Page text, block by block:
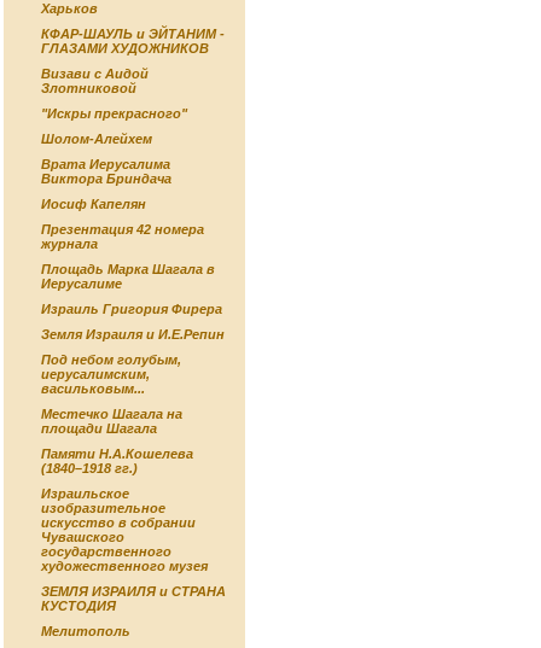
Харьков
КФАР-ШАУЛЬ и ЭЙТАНИМ -
ГЛАЗАМИ ХУДОЖНИКОВ
Визави с Аидой
Злотниковой
"Искры прекрасного"
Шолом-Алейхем
Врата Иерусалима
Виктора Бриндача
Иосиф Капелян
Презентация 42 номера
журнала
Площадь Марка Шагала в
Иерусалиме
Израиль Григория Фирера
Земля Израиля и И.Е.Репин
Под небом голубым,
иерусалимским,
васильковым...
Местечко Шагала на
площади Шагала
Памяти Н.А.Кошелева
(1840–1918 гг.)
Израильское
изобразительное
искусство в собрании
Чувашского
государственного
художественного музея
ЗЕМЛЯ ИЗРАИЛЯ и СТРАНА
КУСТОДИЯ
Мелитополь